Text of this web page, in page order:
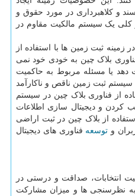
و کلاهبرداری در مورد حقوق و
یک سیستم مالکیت مقاوم در
زمینه ثبت زمین ها با استفاده از
بلاک چین به خودی خود نمی
دهد یا مسئله مربوط به حاکمیت
سیستم ثبت زمین ناقص و ناکارآمد
از فناوری بلاک چین در سیستم
کردن و دیجیتال سازی اطلاعات
از بلاک چین در ثبت اراضی
و توسعه فناوری های دیجیتال
انتخابات، صداقت و درستی در
نظرسنجی ها و میزان مشارکت